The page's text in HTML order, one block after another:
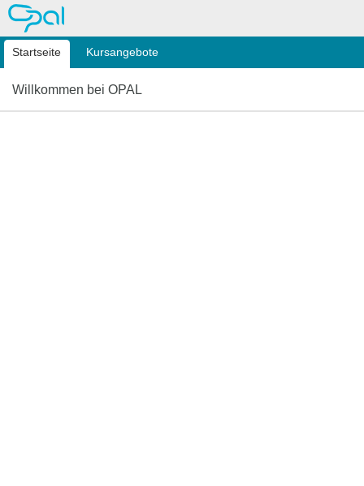
OPAL
Startseite Kursangebote
Willkommen bei OPAL